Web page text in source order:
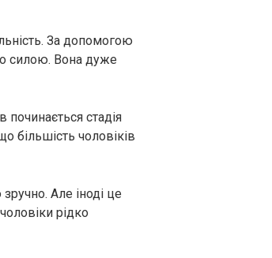
За допомогою
силою. Вона дуже
стадія
більшість чоловіків
Але іноді це
рідко